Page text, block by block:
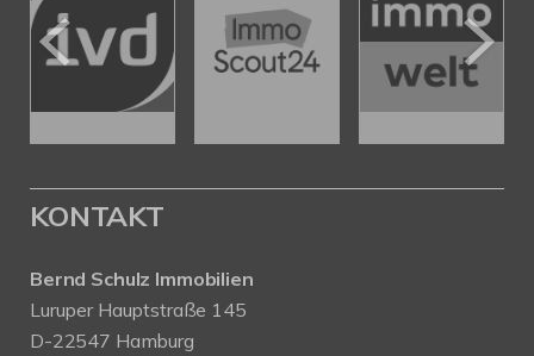
KONTAKT
Bernd Schulz Immobilien
Luruper Hauptstraße 145
D-22547 Hamburg